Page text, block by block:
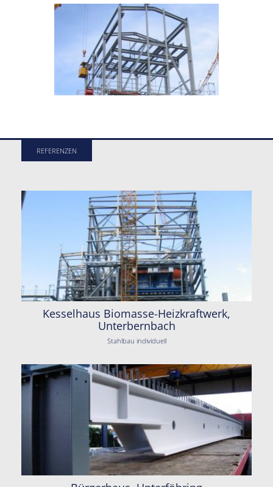
REFERENZEN
Kesselhaus Biomasse-Heizkraftwerk,
Unterbernbach
Stahlbau individuell